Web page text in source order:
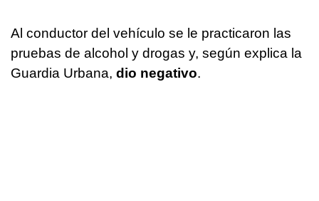
Al conductor del vehículo se le practicaron las
pruebas de alcohol y drogas y, según explica la
Guardia Urbana, dio negativo.